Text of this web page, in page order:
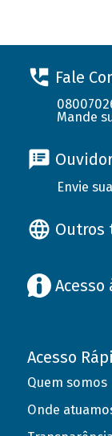
Fale
Mande
Envie
Outros
Acesso
Quem somos
Onde